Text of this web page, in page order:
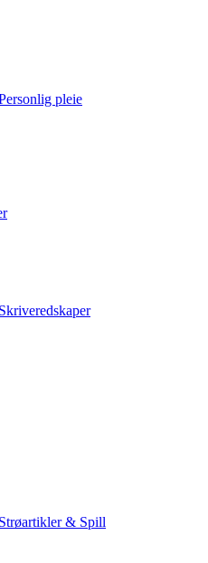
pleie
Skriveredskaper
Strøartikler & Spill